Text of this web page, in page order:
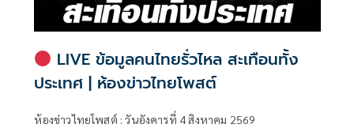
LIVE ข้อมูลคนไทยรั่วไหล สะเทือนทั้ง
ประเทศ | ห้องข่าวไทยโพสต์
ห้องข่าวไทยโพสต์ : วันอังคารที่ 4 สิงหาคม 2569